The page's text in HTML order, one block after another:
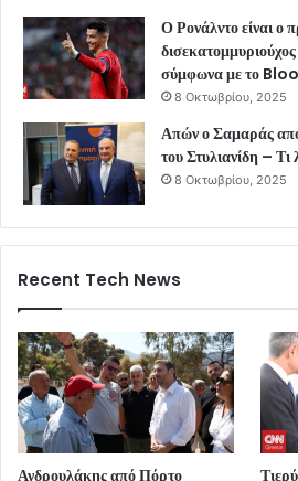
Ο Ρονάλντο είναι ο
σύμφωνα με το
8 Οκτωβρίου, 2025
Απών ο Σαμαράς
του Στυλιανίδη – Τι
8 Οκτωβρίου, 2025
Recent Tech News
Ανδρουλάκης από Πόρτο